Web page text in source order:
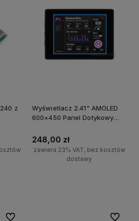
z
Wyświetlacz 2.41" AMOLED
600×450 Panel Dotykowy
248,00 zł
zawiera 23% VAT, bez kosztów
dostawy
Do ulubionych Do